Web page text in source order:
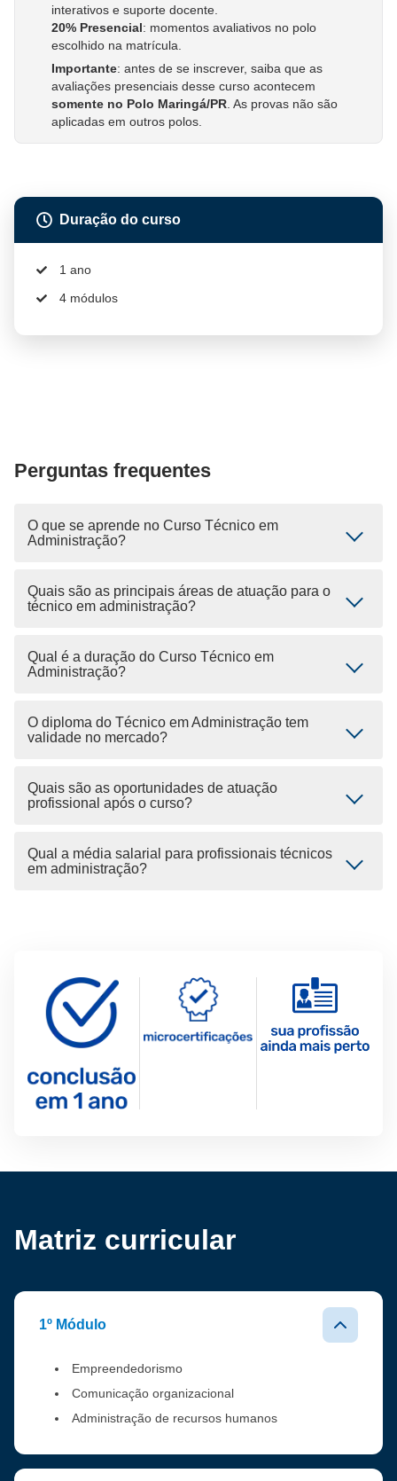
interativos e suporte docente.
20% Presencial: momentos avaliativos no polo
escolhido na matrícula.
Importante: antes de se inscrever, saiba que as
avaliações presenciais desse curso acontecem
somente no Polo Maringá/PR . As provas não são
aplicadas em outros polos.
Duração do curso
1 ano
4 módulos
Perguntas frequentes
O que se aprende no Curso Técnico em
Administração?
Quais são as principais áreas de atuação para o
técnico em administração?
Qual é a duração do Curso Técnico em
Administração?
O diploma do Técnico em Administração tem
validade no mercado?
Quais são as oportunidades de atuação
profissional após o curso?
Qual a média salarial para profissionais técnicos
em administração?
Matriz curricular
1º Módulo
Empreendedorismo
Comunicação organizacional
Administração de recursos humanos